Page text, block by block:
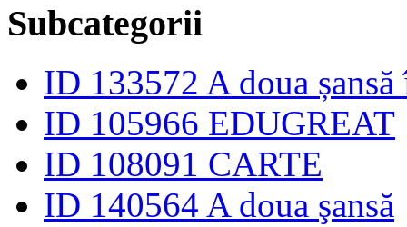
Subcategorii
ID 133572 A doua șansă
ID 105966 EDUGREAT
ID 108091 CARTE
ID 140564 A doua şansă